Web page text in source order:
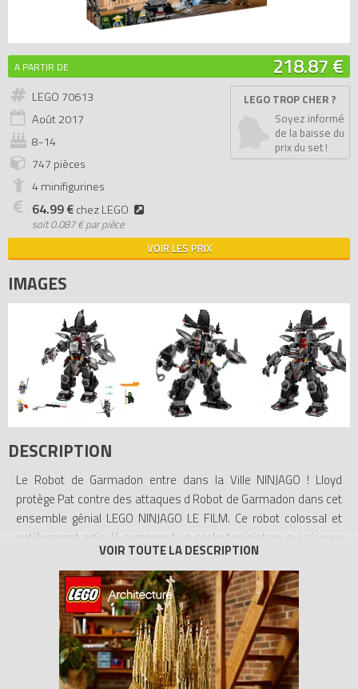
A PARTIR DE 218.87 €
LEGO 70613
Août2017
8-14
747 pièces
4 minifigurines
64.99 €chez LEGO
soit0.087 € par pièce
LEGO TROP CHER ?
Soyez informé
de la baisse du
prix du set !
VOIR LES PRIX
IMAGES
DESCRIPTION
Le Robot de Garmadon entre dans la Ville NINJAGO ! Lloyd
protège Pat contre des attaques d Robot de Garmadon dans cet
ensemble génial LEGO NINJAGO LE FILM. Ce robot colossal et
entièrement articulé comprend un cockpit miniature qui s’ouvre
pour que Garmadon puisse y prendre place, un canon requin à
ressorts, une ceinture de munitions et un aquarium. Comprend
quatre figurines et leurs armes assorties, notamment le
pointeur laser de Garmadon et l’épée décorée de Lloyd pour
encore plus d'aventures.
- Comprend 4 figurines : Garmadon, le bandit requin blanc, Lloyd